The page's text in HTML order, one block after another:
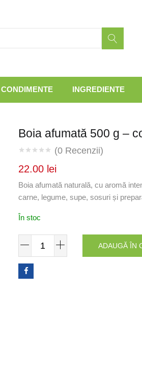
CONDIMENTE INGREDIENTE
Boia afumată 500 g –
(0 Recenzii)
22.00 lei
Boia afumată naturală, cu aromă
carne, legume, supe, sosuri și
În stoc
ADAUGĂ ÎN